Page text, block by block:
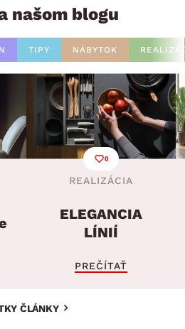
našom blogu
TIPY NÁBYTOK
0
REALIZÁCIA
ELEGANCIA
LÍNIÍ
PREČÍTAŤ
ČLÁNKY